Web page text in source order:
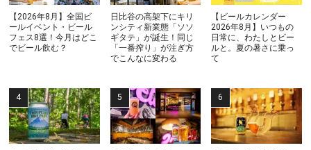
【2026年8月】全国ビ
ールイベント・ビール
フェス8選！今月はどこ
でビール飲む？
日比谷の高架下にキリ
ンシティ新業態「ソソ
ギタテ」が誕生！同じ
「一番搾り」が注ぎ方
でこんなに変わる
【ビールカレンダー
2026年8月】いつもの
日常に、わたしとビー
ルと。夏の暑さに乗っ
て